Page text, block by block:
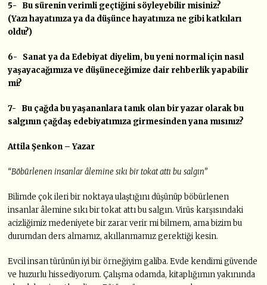
5- Bu sürenin verimli geçtiğini söyleyebilir misiniz?
(Yazı hayatınıza ya da düşünce hayatınıza ne gibi katkıları
oldu?)
6- Sanat ya da Edebiyat diyelim, bu yeni normal için nasıl
yaşayacağımıza ve düşüneceğimize dair rehberlik yapabilir
mi?
7- Bu çağda bu yaşananlara tanık olan bir yazar olarak bu
salgının çağdaş edebiyatımıza girmesinden yana mısınız?
Attila Şenkon – Yazar
“Böbürlenen insanlar âlemine sıkı bir tokat attı bu salgın”
Bilimde çok ileri bir noktaya ulaştığını düşünüp böbürlenen
insanlar âlemine sıkı bir tokat attı bu salgın. Virüs karşısındaki
acizliğimiz medeniyete bir zarar verir mi bilmem, ama bizim bu
durumdan ders almamız, akıllanmamız gerektiği kesin.
Evcil insan türünün iyi bir örneğiyim galiba. Evde kendimi güvende
ve huzurlu hissediyorum. Çalışma odamda, kitaplığımın yakınında